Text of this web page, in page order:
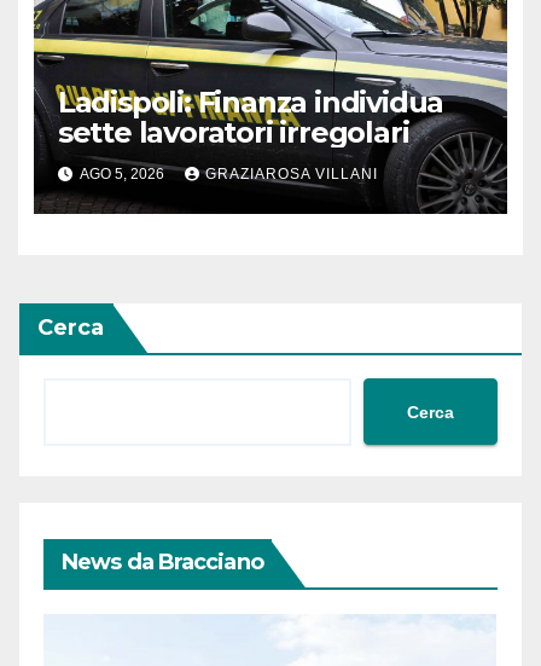
Ladispoli: Finanza individua
sette lavoratori irregolari
AGO 5, 2026 GRAZIAROSA VILLANI
Cerca
Cerca
News da Bracciano